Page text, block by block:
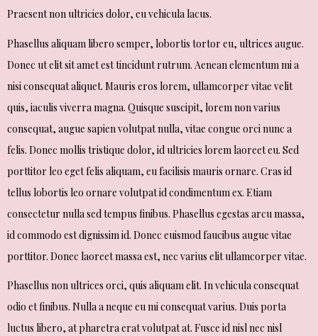
Praesent non ultricies dolor, eu vehicula lacus.
Phasellus aliquam libero semper, lobortis tortor eu, ultrices augue.
Donec ut elit sit amet est tincidunt rutrum. Aenean elementum mi a
nisi consequat aliquet. Mauris eros lorem, ullamcorper vitae velit
quis, iaculis viverra magna. Quisque suscipit, lorem non varius
consequat, augue sapien volutpat nulla, vitae congue orci nunc a
felis. Donec mollis tristique dolor, id ultricies lorem laoreet eu. Sed
porttitor leo eget felis aliquam, eu facilisis mauris ornare. Cras id
tellus lobortis leo ornare volutpat id condimentum ex. Etiam
consectetur nulla sed tempus finibus. Phasellus egestas arcu massa,
id commodo est dignissim id. Donec euismod faucibus augue vitae
porttitor. Donec laoreet massa est, nec varius elit ullamcorper vitae.
Phasellus non ultrices orci, quis aliquam elit. In vehicula consequat
odio et finibus. Nulla a neque eu mi consequat varius. Duis porta
luctus libero, at pharetra erat volutpat at. Fusce id nisl nec nisl